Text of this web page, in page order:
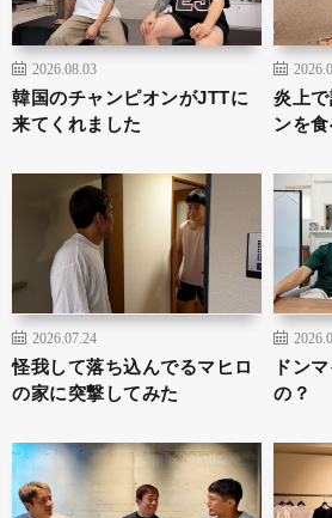
2026.08.03
韓国のチャンピオンがJTTに
来てくれました
炎上
ンを
2026.07.24
怪我して落ち込んでるマヒロ
の家に突撃してみた
ドン
の？